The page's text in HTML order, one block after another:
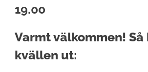
19.00
Varmt välkommen! Så
kvällen ut: